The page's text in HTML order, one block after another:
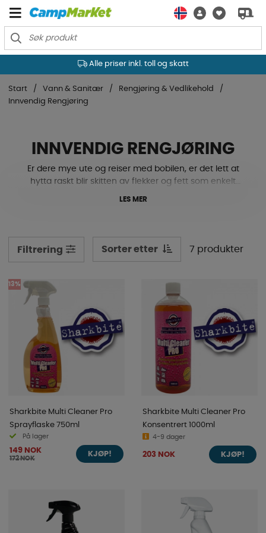
Alle priser inkl. toll og skatt
Start Vann & Sanitær
Rengjøring & Vedlikehold
Innvendig Rengjøring
INNVENDIG RENGJØRING
Er dere mye ute og reiser med bobilen, er det lett at
hytta raskt blir skitten av flekker og fett som enkelt
av innvendige flater.
LES MER
Filtrering Sorter etter 7 produkter
13%
Sharkbite Multi Cleaner Pro
Sprayflaske 750ml
På lager
149 NOK
172 NOK
KJØP!
Sharkbite Multi Cleaner Pro
Konsentrert 1000ml
4-9 dager
203 NOK KJØP!